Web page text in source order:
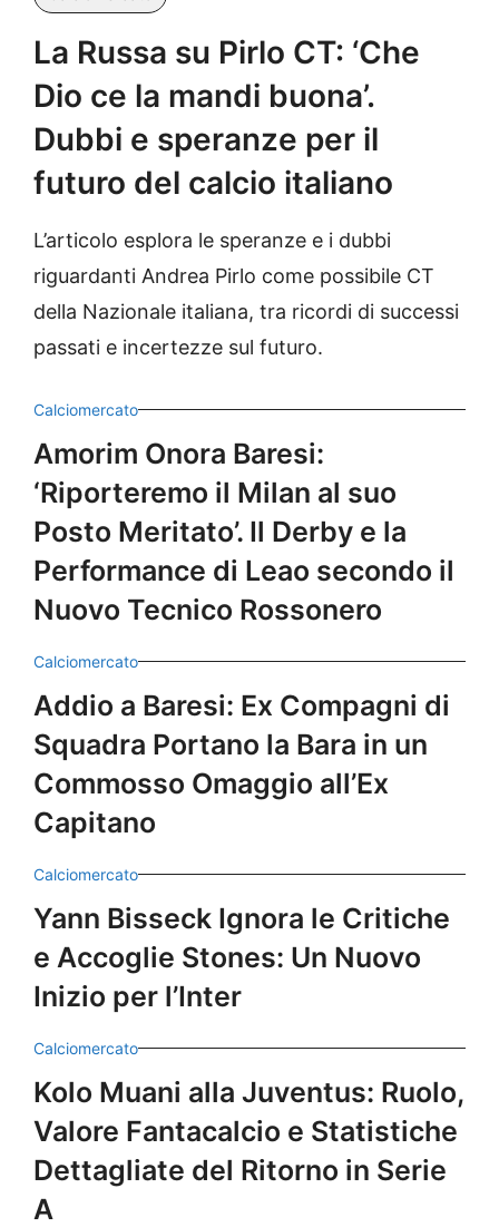
Calciomercato
Amorim Onora Baresi:
‘Riporteremo il Milan al suo
Posto Meritato’. Il Derby e la
Performance di Leao secondo il
Nuovo Tecnico Rossonero
Calciomercato
Addio a Baresi: Ex Compagni di
Squadra Portano la Bara in un
Commosso Omaggio all’Ex
Capitano
Calciomercato
Yann Bisseck Ignora le Critiche
e Accoglie Stones: Un Nuovo
Inizio per l’Inter
Calciomercato
Kolo Muani alla Juventus: Ruolo,
Valore Fantacalcio e Statistiche
Dettagliate del Ritorno in Serie
A
La Russa su Pirlo CT: ‘Che
Dio ce la mandi buona’.
Dubbi e speranze per il
futuro del calcio italiano
L’articolo esplora le speranze e i dubbi
riguardanti Andrea Pirlo come possibile CT
della Nazionale italiana, tra ricordi di successi
passati e incertezze sul futuro.